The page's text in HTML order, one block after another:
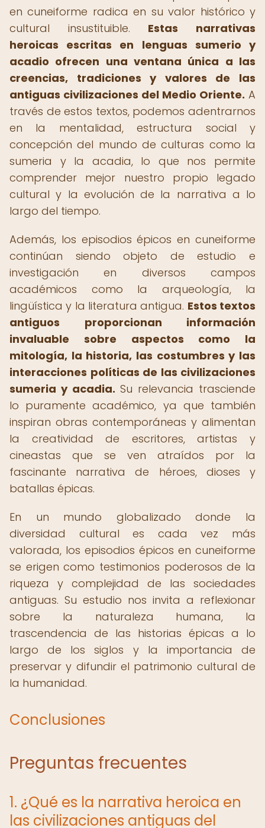
en cuneiforme radica en su valor histórico y
cultural insustituible. Estas narrativas
heroicas escritas en lenguas sumerio y
acadio ofrecen una ventana única a las
creencias, tradiciones y valores de las
antiguas civilizaciones del Medio Oriente. A
través de estos textos, podemos adentrarnos
en la mentalidad, estructura social y
concepción del mundo de culturas como la
sumeria y la acadia, lo que nos permite
comprender mejor nuestro propio legado
cultural y la evolución de la narrativa a lo
largo del tiempo.
Además, los episodios épicos en cuneiforme
continúan siendo objeto de estudio e
investigación en diversos campos
académicos como la arqueología, la
lingüística y la literatura antigua. Estos textos
antiguos proporcionan información
invaluable sobre aspectos como la
mitología, la historia, las costumbres y las
interacciones políticas de las civilizaciones
sumeria y acadia. Su relevancia trasciende
lo puramente académico, ya que también
inspiran obras contemporáneas y alimentan
la creatividad de escritores, artistas y
cineastas que se ven atraídos por la
fascinante narrativa de héroes, dioses y
batallas épicas.
En un mundo globalizado donde la
diversidad cultural es cada vez más
valorada, los episodios épicos en cuneiforme
se erigen como testimonios poderosos de la
riqueza y complejidad de las sociedades
antiguas. Su estudio nos invita a reflexionar
sobre la naturaleza humana, la
trascendencia de las historias épicas a lo
largo de los siglos y la importancia de
preservar y difundir el patrimonio cultural de
la humanidad.
Conclusiones
Preguntas frecuentes
1. ¿Qué es la narrativa heroica en
las civilizaciones antiguas del